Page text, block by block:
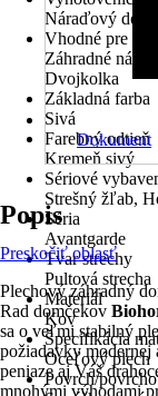
Náraďový
Vhodné pre
Záhradné
Dvojkolka
Základná farba
Sivá
Farebný odtieň
Kremeň sivý
Sériové
Strešný žľab,
Séria
Avantgarde
Tvar strechy
Pultová strecha
Materiál
Kov
Špecifikácia
Oceľový plech
Povrch/
Dokument
Popis
Preskočiť oblasť
Plechový záhradný
Rad domčekov
sa o veľmi stabilný
požiadavky
peniaze aj Váš
mnohými výhodami